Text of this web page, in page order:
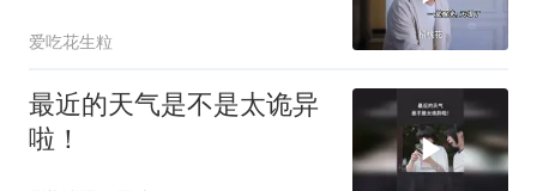
爱吃花生粒
最近的天气是不是太诡异
啦！